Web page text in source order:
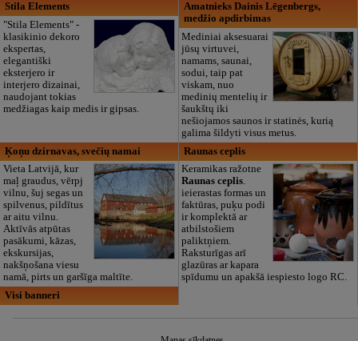
Stila Elements
"Stila Elements" -
klasikinio dekoro
ekspertas,
elegantiški
eksterjero ir
interjero dizainai,
naudojant tokias
medžiagas kaip medis ir gipsas.
Amatnieks Dainis Lēgenbergs,
medžio apdirbimas
Mediniai aksesuarai
jūsų virtuvei,
namams, saunai,
sodui, taip pat
viskam, nuo
medinių mentelių ir
šaukštų iki
nešiojamos saunos ir statinės, kurią
galima šildyti visus metus.
Ķoņu dzirnavas, svečių namai
Vieta Latvijā, kur
maļ graudus, vērpj
vilnu, šuj segas un
spilvenus, pildītus
ar aitu vilnu.
Aktīvās atpūtas
pasākumi, kāzas,
ekskursijas,
nakšņošana viesu
namā, pirts un garšīga maltīte.
Raunas ceplis
Keramikas ražotne
Raunas ceplis.
ieierastas formas un
faktūras, puķu podi
ir komplektā ar
atbilstošiem
paliktņiem.
Raksturīgas arī
glazūras ar kapara
spīdumu un apakšā iespiesto logo RC.
Visi banneri